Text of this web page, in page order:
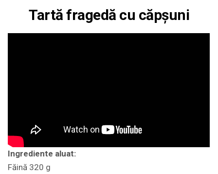
Tartă fragedă cu căpșuni
Ingrediente aluat:
Făină 320 g